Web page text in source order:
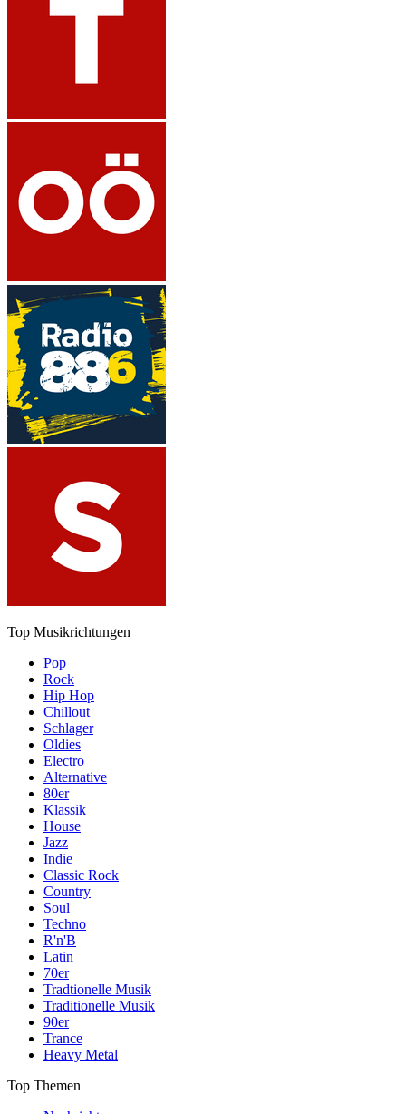
Top Musikrichtungen
Pop
Rock
Hip Hop
Chillout
Schlager
Oldies
Electro
Alternative
80er
Klassik
House
Jazz
Indie
Classic Rock
Country
Soul
Techno
R'n'B
Latin
70er
Tradtionelle Musik
Traditionelle Musik
90er
Trance
Heavy Metal
Top Themen